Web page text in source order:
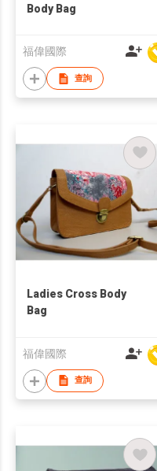
Body Bag
福偉國際
查詢
Ladies Cross Body
Bag
福偉國際
查詢